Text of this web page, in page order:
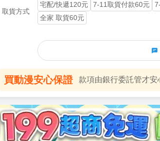
取貨方式
宅配/快遞120元 7-11取貨付款60元
全家 取貨60元
買動漫安心保證 款項由銀行委託管才安